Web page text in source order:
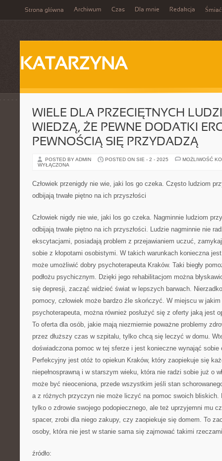
Strona główna Archiwum Czas Dla mnie Redakcja Śmiać
KATARZYNA
WIELE DLA PRZECIĘTNYCH
WIEDZĄ, ŻE PEWNE DODATKI
PEWNOŚCIĄ SIĘ PRZYDADZĄ
POSTED BY ADMIN POSTED ON SIE - 2 - 2025
MOŻLIWOŚĆ
WYŁĄCZONA
Człowiek przenigdy nie wie, jaki los go czeka. Często ludziom
odbijają trwałe piętno na ich przyszłości
Człowiek nigdy nie wie, jaki los go czeka. Nagminnie ludziom
odbijają trwałe piętno na ich przyszłości. Ludzie nagminnie nie
ekscytacjami, posiadają problem z przejawianiem uczuć,
sobie z kłopotami osobistymi. W takich warunkach konieczna
może umożliwić dobry psychoterapeuta Kraków. Taki biegły
podłożu psychicznym. Dzięki jego rehabilitacjom można
się depresji, zacząć widzieć świat w lepszych barwach.
pomocy, człowiek może bardzo źle skończyć. W miejscu w
psychoterapeuta, można również posłużyć się z oferty jaką jest
To oferta dla osób, jakie mają niezmiernie poważne problemy
przez dłuższy czas w szpitalu, tylko chcą się leczyć w domu.
doświadczona pomoc w tej sferze i jest konieczne wynająć sobie
Perfekcyjny jest otóż to opiekun Kraków, który zaopiekuje się
niepełnosprawną i w starszym wieku, która nie radzi sobie już o
może być nieoceniona, przede wszystkim jeśli stan
a z różnych przyczyn nie może liczyć na pomoc swoich bliskich.
tylko o zdrowie swojego podopiecznego, ale też uprzyjemni mu
spacer, zrobi dla niego zakupy, czy zaopiekuje się domem. To
osoby, która nie jest w stanie sama się zajmować takimi
źródło: